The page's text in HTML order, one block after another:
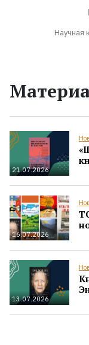
Научная
21.07.2026
16.07.2026
13.07.2026